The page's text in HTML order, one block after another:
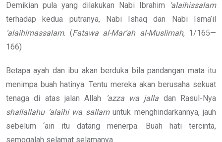
Demikian pula yang dilakukan Nabi Ibrahim
‘alaihissalam
terhadap kedua putranya, Nabi Ishaq dan Nabi Isma’il
‘alaihimassalam. (Fatawa al-Mar’ah al-Muslimah, 1/165—
166)
Betapa ayah dan ibu akan berduka bila pandangan mata itu
menimpa buah hatinya. Tentu mereka akan berusaha sekuat
tenaga di atas jalan Allah
‘azza wa jalla dan Rasul-Nya
shallallahu ‘alaihi wa sallamuntuk menghindarkannya, jauh
sebelum ‘ain itu datang menerpa. Buah hati tercinta,
semogalah selamat selamanya.